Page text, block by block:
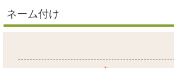
ネーム付け